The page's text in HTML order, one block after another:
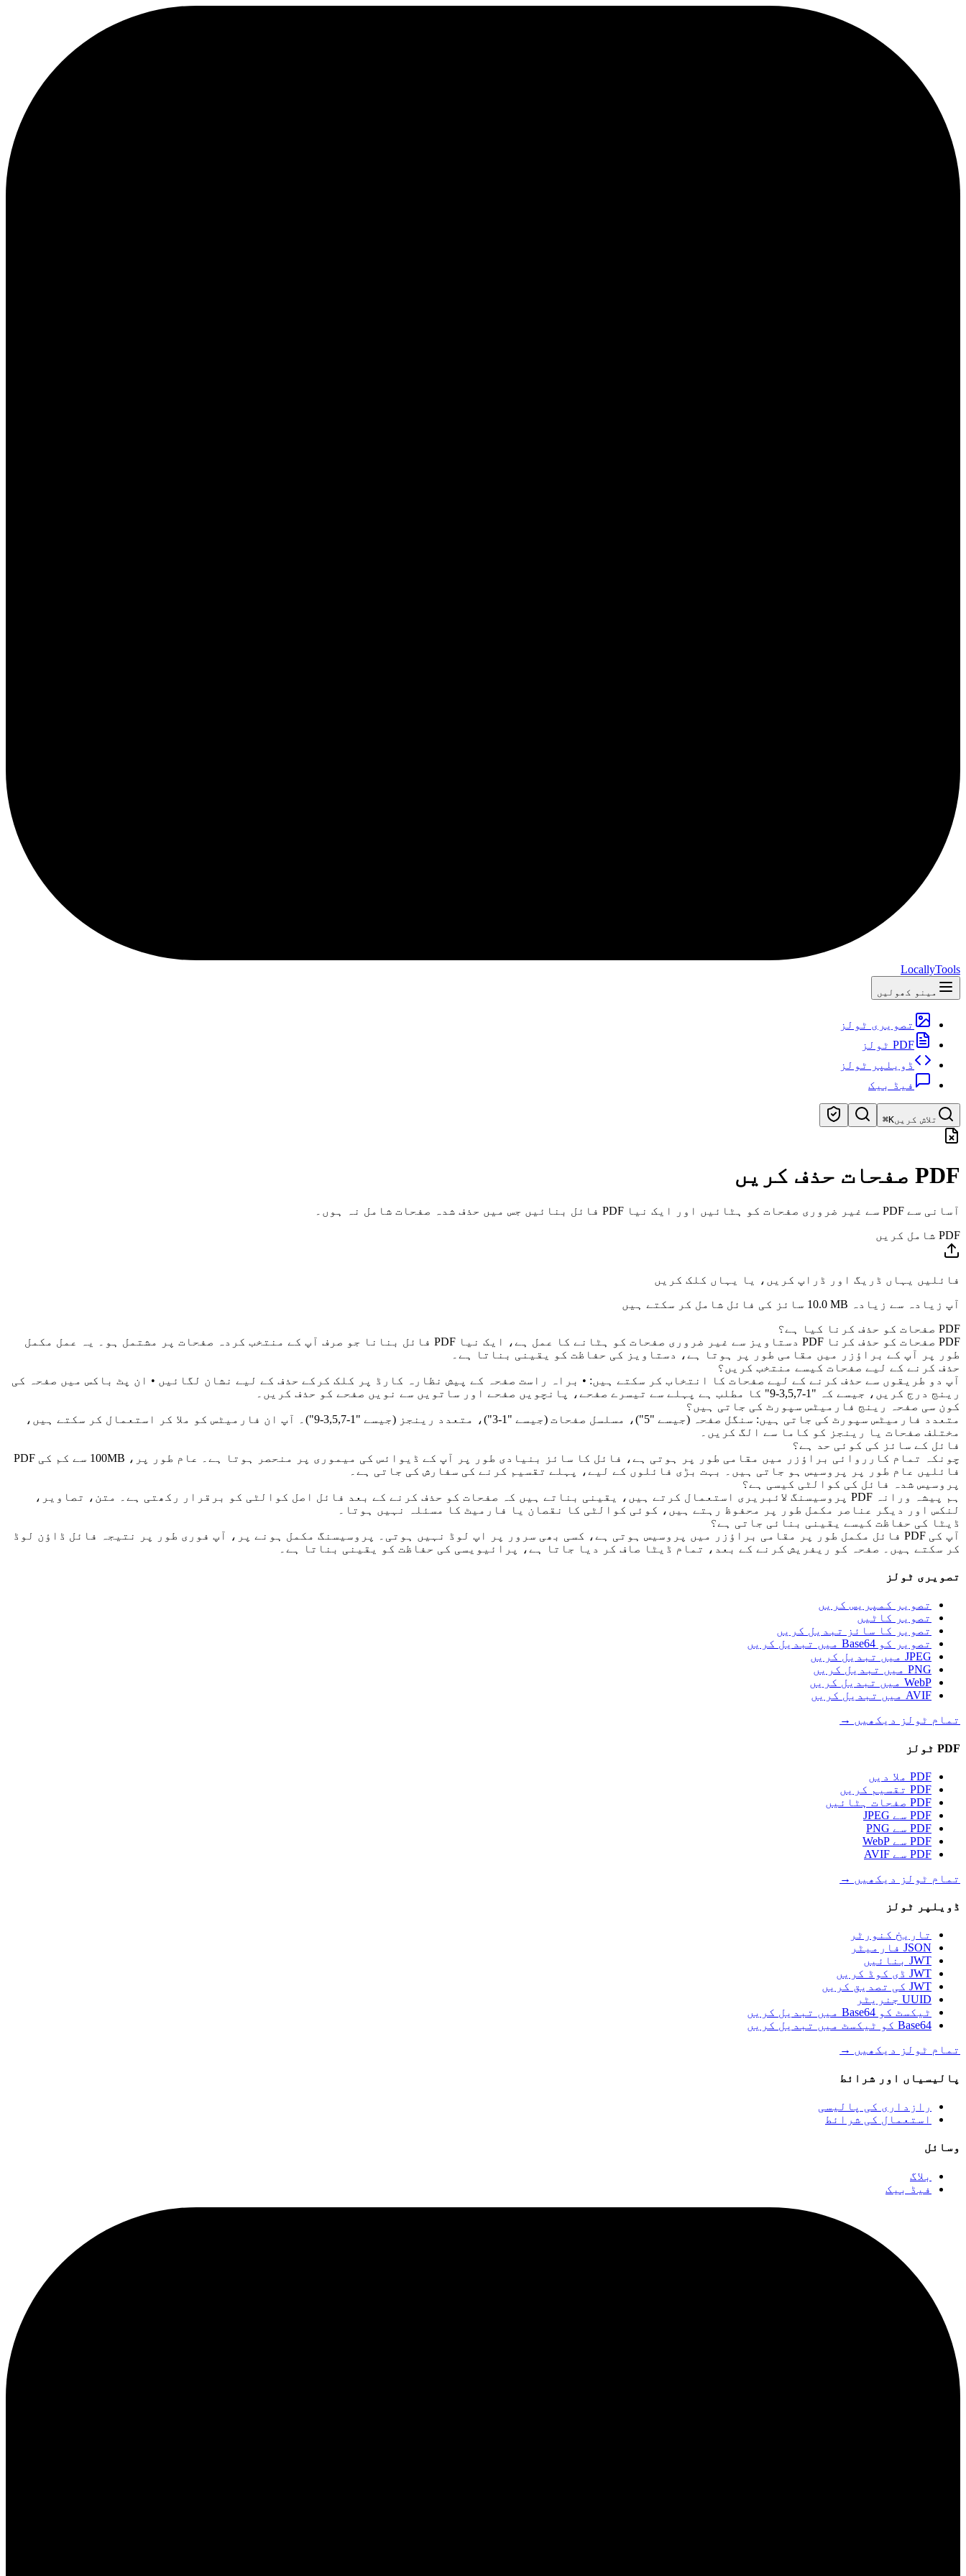
LocallyTools
مینو کھولیں
تصویری ٹولز
PDF ٹولز
ڈویلپر ٹولز
فیڈ بیک
تلاش کریں⌘K
ٹولز تلاش کریں
ٹولز کی تیز تلاش
PDF صفحات حذف کریں
آسانی سے PDF سے غیر ضروری صفحات کو ہٹائیں اور ایک نیا PDF فائل بنائیں جس میں حذف شدہ صفحات شامل نہ ہوں۔
PDF شامل کریں
فائلیں یہاں ڈریگ اور ڈراپ کریں، یا یہاں کلک کریں
آپ زیادہ سے زیادہ 10.0 MB سائز کی فائل شامل کر سکتے ہیں
PDF صفحات کو حذف کرنا کیا ہے؟
PDF صفحات کو حذف کرنا PDF دستاویز سے غیر ضروری صفحات کو ہٹانے کا عمل ہے، ایک نیا PDF فائل بنانا جو صرف آپ کے منتخب کردہ صفحات پر مشتمل ہو۔ یہ عمل مکمل
طور پر آپ کے براؤزر میں مقامی طور پر ہوتا ہے، دستاویز کی حفاظت کو یقینی بناتا ہے۔
حذف کرنے کے لیے صفحات کیسے منتخب کریں؟
آپ دو طریقوں سے حذف کرنے کے لیے صفحات کا انتخاب کر سکتے ہیں: • براہ راست صفحہ کے پیش نظارہ کارڈ پر کلک کرکے حذف کے لیے نشان لگائیں • ان پٹ باکس میں صفحہ کی
رینج درج کریں، جیسے کہ "1-3,5,7-9" کا مطلب ہے پہلے سے تیسرے صفحے، پانچویں صفحے اور ساتویں سے نویں صفحے کو حذف کریں۔
کون سی صفحہ رینج فارمیٹس سپورٹ کی جاتی ہیں؟
متعدد فارمیٹس سپورٹ کی جاتی ہیں: سنگل صفحہ (جیسے "5")، مسلسل صفحات (جیسے "1-3")، متعدد رینجز (جیسے "1-3,5,7-9")۔ آپ ان فارمیٹس کو ملا کر استعمال کر سکتے ہیں،
مختلف صفحات یا رینجز کو کاما سے الگ کریں۔
فائل کے سائز کی کوئی حد ہے؟
چونکہ تمام کارروائی براؤزر میں مقامی طور پر ہوتی ہے، فائل کا سائز بنیادی طور پر آپ کے ڈیوائس کی میموری پر منحصر ہوتا ہے۔ عام طور پر، 100MB سے کم کی PDF
فائلیں عام طور پر پروسیس ہو جاتی ہیں۔ بہت بڑی فائلوں کے لیے، پہلے تقسیم کرنے کی سفارش کی جاتی ہے۔
پروسیس شدہ فائل کی کوالٹی کیسی ہے؟
ہم پیشہ ورانہ PDF پروسیسنگ لائبریری استعمال کرتے ہیں، یقینی بناتے ہیں کہ صفحات کو حذف کرنے کے بعد فائل اصل کوالٹی کو برقرار رکھتی ہے۔ متن، تصاویر،
لنکس اور دیگر عناصر مکمل طور پر محفوظ رہتے ہیں، کوئی کوالٹی کا نقصان یا فارمیٹ کا مسئلہ نہیں ہوتا۔
ڈیٹا کی حفاظت کیسے یقینی بنائی جاتی ہے؟
آپ کی PDF فائل مکمل طور پر مقامی براؤزر میں پروسیس ہوتی ہے، کسی بھی سرور پر اپ لوڈ نہیں ہوتی۔ پروسیسنگ مکمل ہونے پر، آپ فوری طور پر نتیجہ فائل ڈاؤن لوڈ
کر سکتے ہیں۔ صفحہ کو ریفریش کرنے کے بعد، تمام ڈیٹا صاف کر دیا جاتا ہے، پرائیویسی کی حفاظت کو یقینی بناتا ہے۔
تصویری ٹولز
تصویر کمپریس کریں
تصویر کاٹیں
تصویر کا سائز تبدیل کریں
تصویر کو Base64 میں تبدیل کریں
JPEG میں تبدیل کریں
PNG میں تبدیل کریں
WebP میں تبدیل کریں
AVIF میں تبدیل کریں
تمام ٹولز دیکھیں →
PDF ٹولز
PDF ملا دیں
PDF تقسیم کریں
PDF صفحات ہٹائیں
PDF سے JPEG
PDF سے PNG
PDF سے WebP
PDF سے AVIF
تمام ٹولز دیکھیں →
ڈویلپر ٹولز
تاریخ کنورٹر
JSON فارمیٹر
JWT بنائیں
JWT ڈی کوڈ کریں
JWT کی تصدیق کریں
UUID جنریٹر
ٹیکسٹ کو Base64 میں تبدیل کریں
Base64 کو ٹیکسٹ میں تبدیل کریں
تمام ٹولز دیکھیں →
پالیسیاں اور شرائط
رازداری کی پالیسی
استعمال کی شرائط
وسائل
بلاگ
فیڈ بیک